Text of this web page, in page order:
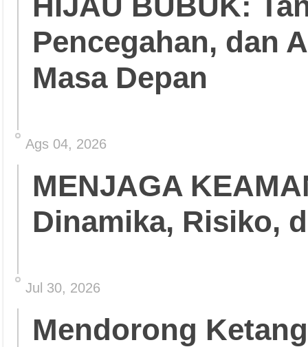
Pencegahan, dan
Masa Depan
Ags 04, 2026
MENJAGA
Dinamika, Risiko,
Jul 30, 2026
Mendorong